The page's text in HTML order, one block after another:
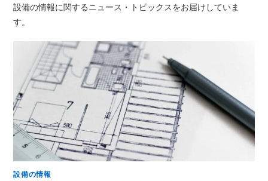
設備の情報に関するニュース・トピックスをお届けしていま
す。
設備の情報